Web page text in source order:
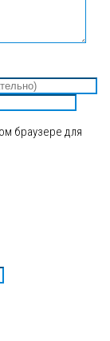
браузере для